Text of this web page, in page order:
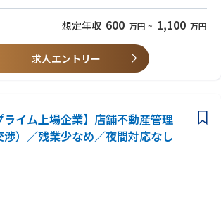
工管理技士をお持ちの方
施工管理技士をお持ちの方
管理技士をお持ちの方
想定年収 600 万円 ~ 1,100 万円
求人エントリー
ライム上場企業】店舗不動産管理
渉）／残業少なめ／夜間対応なし